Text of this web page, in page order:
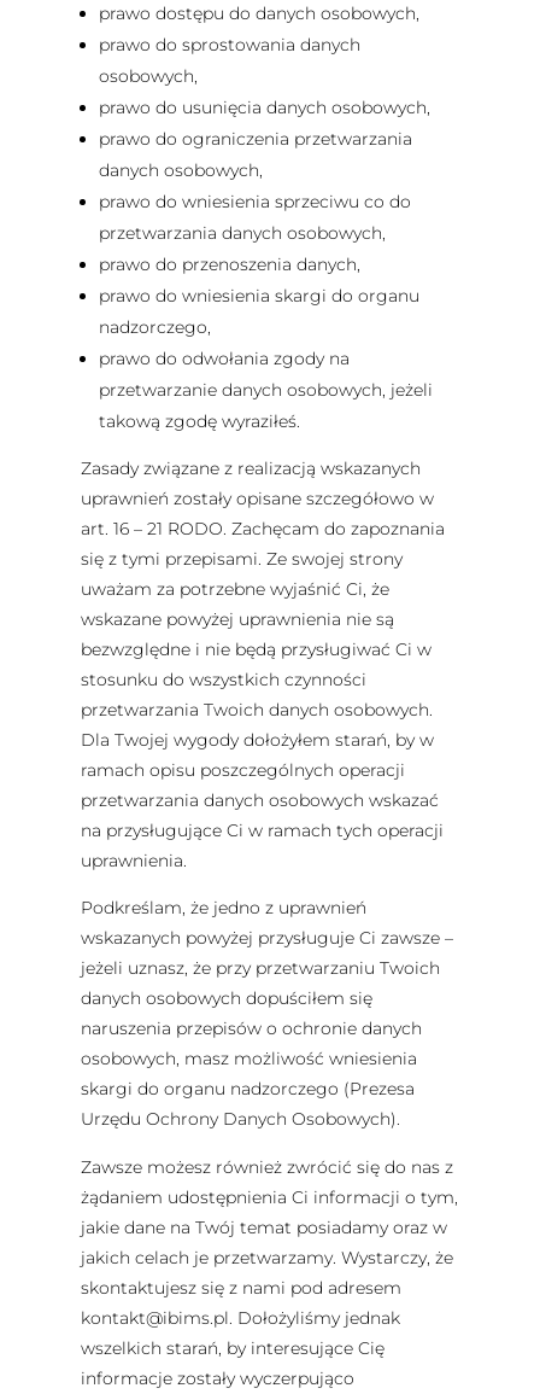
prawo dostępu do danych osobowych,
prawo do sprostowania danych
osobowych,
prawo do usunięcia danych osobowych,
prawo do ograniczenia przetwarzania
danych osobowych,
prawo do wniesienia sprzeciwu co do
przetwarzania danych osobowych,
prawo do przenoszenia danych,
prawo do wniesienia skargi do organu
nadzorczego,
prawo do odwołania zgody na
przetwarzanie danych osobowych, jeżeli
takową zgodę wyraziłeś.
Zasady związane z realizacją wskazanych
uprawnień zostały opisane szczegółowo w
art. 16 – 21 RODO. Zachęcam do zapoznania
się z tymi przepisami. Ze swojej strony
uważam za potrzebne wyjaśnić Ci, że
wskazane powyżej uprawnienia nie są
bezwzględne i nie będą przysługiwać Ci w
stosunku do wszystkich czynności
przetwarzania Twoich danych osobowych.
Dla Twojej wygody dołożyłem starań, by w
ramach opisu poszczególnych operacji
przetwarzania danych osobowych wskazać
na przysługujące Ci w ramach tych operacji
uprawnienia.
Podkreślam, że jedno z uprawnień
wskazanych powyżej przysługuje Ci zawsze –
jeżeli uznasz, że przy przetwarzaniu Twoich
danych osobowych dopuściłem się
naruszenia przepisów o ochronie danych
osobowych, masz możliwość wniesienia
skargi do organu nadzorczego (Prezesa
Urzędu Ochrony Danych Osobowych).
Zawsze możesz również zwrócić się do nas z
żądaniem udostępnienia Ci informacji o tym,
jakie dane na Twój temat posiadamy oraz w
jakich celach je przetwarzamy. Wystarczy, że
skontaktujesz się z nami pod adresem
kontakt@ibims.pl. Dołożyliśmy jednak
wszelkich starań, by interesujące Cię
informacje zostały wyczerpująco